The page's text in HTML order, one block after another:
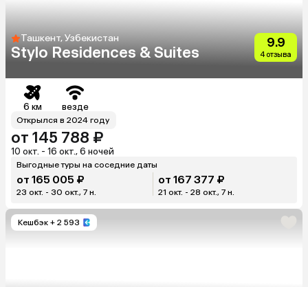
Ташкент, Узбекистан
Stylo Residences & Suites
9.9
4 отзыва
6 км везде
Открылся в 2024 году
от 145 788 ₽
10 окт. - 16 окт., 6 ночей
Выгодные туры на соседние даты
от 165 005 ₽
23 окт. - 30 окт., 7 н.
от 167 377 ₽
21 окт. - 28 окт., 7 н.
Кешбэк + 2 593